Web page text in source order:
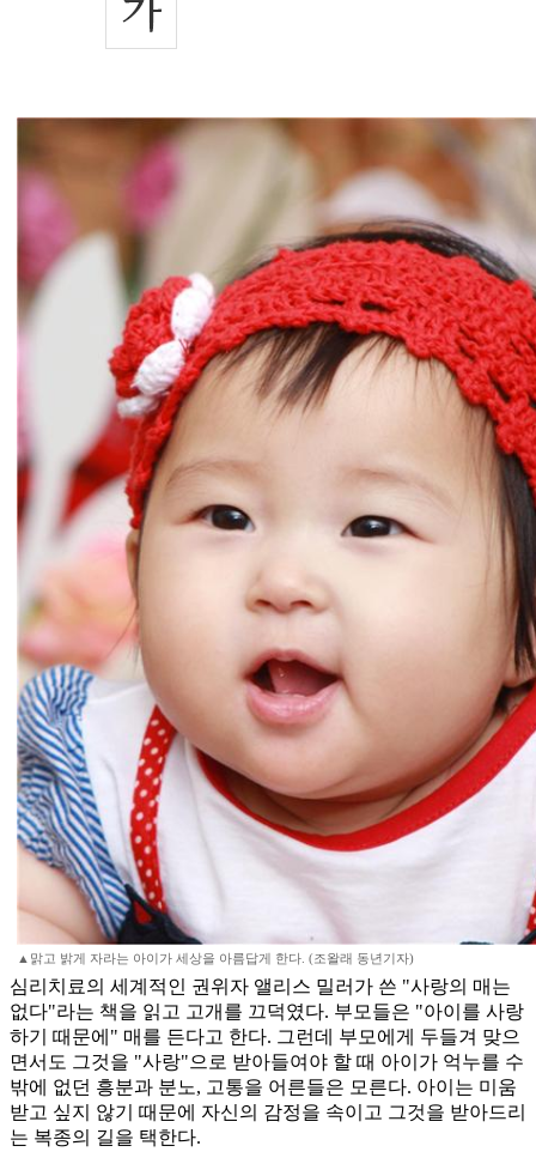
▲맑고 밝게 자라는 아이가 세상을 아름답게 한다. (조왈래 동년기자)
심리치료의 세계적인 권위자 앨리스 밀러가 쓴 "사랑의 매는
없다"라는 책을 읽고 고개를 끄덕였다. 부모들은 "아이를 사랑
하기 때문에" 매를 든다고 한다. 그런데 부모에게 두들겨 맞으
면서도 그것을 "사랑"으로 받아들여야 할 때 아이가 억누를 수
밖에 없던 흥분과 분노, 고통을 어른들은 모른다. 아이는 미움
받고 싶지 않기 때문에 자신의 감정을 속이고 그것을 받아드리
는 복종의 길을 택한다.